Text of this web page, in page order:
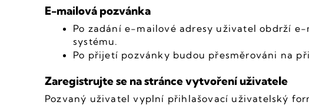
E-mailová pozvánka
Po zadání e-mailové adresy uživatel obdrží
systému.
Po přijetí pozvánky budou přesměrováni na
Zaregistrujte se na stránce vytvoření uživatele
Pozvaný uživatel vyplní přihlašovací uživatelský